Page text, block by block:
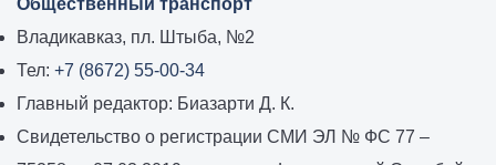
Общественный транспорт
Владикавказ, пл. Штыба, №2
Тел: +7 (8672) 55-00-34
Главный редактор: Биазарти Д. К.
Свидетельство о регистрации СМИ ЭЛ № ФС 77 –